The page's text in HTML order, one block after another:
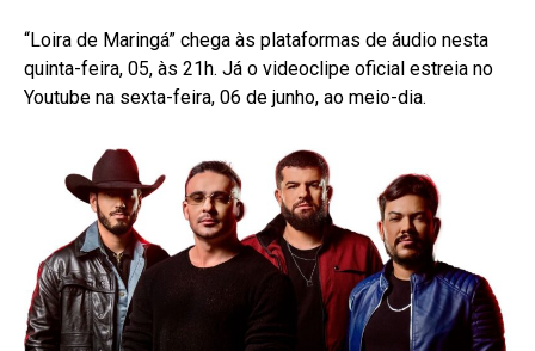
“Loira de Maringá” chega às plataformas de áudio nesta
quinta-feira, 05, às 21h. Já o videoclipe oficial estreia no
Youtube na sexta-feira, 06 de junho, ao meio-dia.